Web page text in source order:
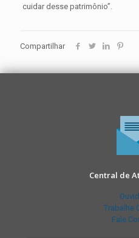
cuidar desse patrimônio”.
Compartilhar
Central de
Trabalhe
Fale